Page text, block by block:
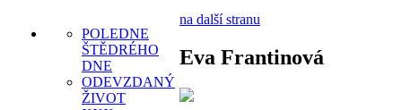
POLEDNE
ŠTĚDRÉHO
DNE
ODEVZDANÝ
ŽIVOT
na další stranu
Eva Frantinová